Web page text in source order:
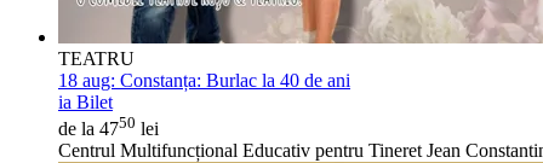
TEATRU
18 aug: Constanța: Burlac la 40 de ani
ia Bilet
de la 4750 lei
Centrul Multifuncțional Educativ pentru Tineret Jean